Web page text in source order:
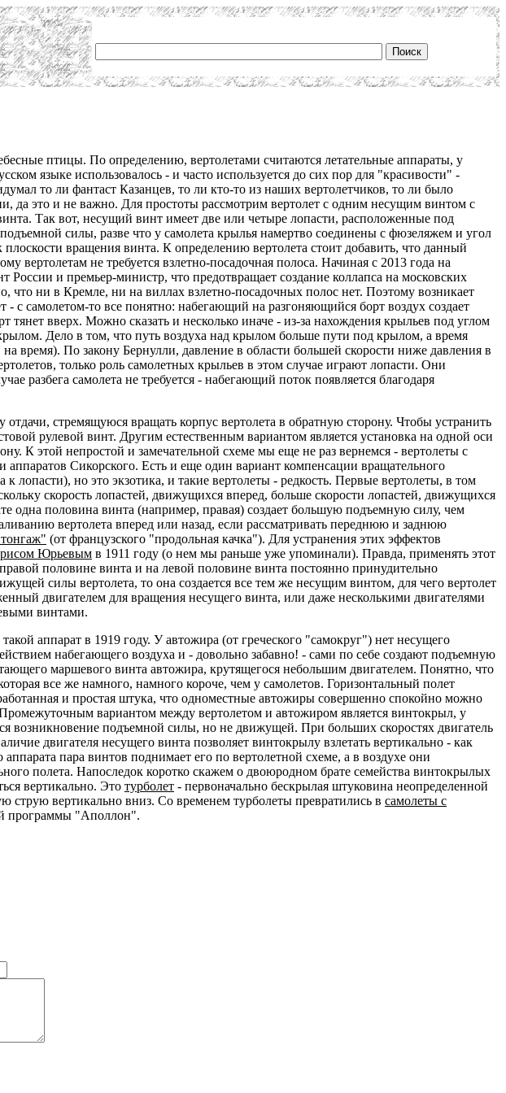
птицы. По определению, вертолетами считаются летательные аппараты, у
языке использовалось - и часто используется до сих пор для "красивости" -
то ли фантаст Казанцев, то ли кто-то из наших вертолетчиков, то ли было
да это и не важно. Для простоты рассмотрим вертолет с одним несущим винтом с
Так вот, несущий винт имеет две или четыре лопасти, расположенные под
силы, разве что у самолета крылья намертво соединены с фюзеляжем и угол
вращения винта. К определению вертолета стоит добавить, что данный
вертолетам не требуется взлетно-посадочная полоса. Начиная с 2013 года на
России и премьер-министр, что предотвращает создание коллапса на московских
ни в Кремле, ни на виллах взлетно-посадочных полос нет. Поэтому возникает
- с самолетом-то все понятно: набегающий на разгоняющийся борт воздух создает
вверх. Можно сказать и несколько иначе - из-за нахождения крыльев под углом
Дело в том, что путь воздуха над крылом больше пути под крылом, а время
время). По закону Бернулли, давление в области большей скорости ниже давления в
только роль самолетных крыльев в этом случае играют лопасти. Они
разбега самолета не требуется - набегающий поток появляется благодаря
стремящуюся вращать корпус вертолета в обратную сторону. Чтобы устранить
рулевой винт. Другим естественным вариантом является установка на одной оси
К этой непростой и замечательной схеме мы еще не раз вернемся - вертолеты с
Сикорского. Есть и еще один вариант компенсации вращательного
к лопасти), но это экзотика, и такие вертолеты - редкость. Первые вертолеты, в том
скорость лопастей, движущихся вперед, больше скорости лопастей, движущихся
одна половина винта (например, правая) создает большую подъемную силу, чем
вертолета вперед или назад, если рассматривать переднюю и заднюю
(от французского "продольная качка"). Для устранения этих эффектов
Юрьевым в 1911 году (о нем мы раньше уже упоминали). Правда, применять этот
половине винта и на левой половине винта постоянно принудительно
силы вертолета, то она создается все тем же несущим винтом, для чего вертолет
двигателем для вращения несущего винта, или даже несколькими двигателями
винтами.
аппарат в 1919 году. У автожира (от греческого "самокруг") нет несущего
набегающего воздуха и - довольно забавно! - сами по себе создают подъемную
маршевого винта автожира, крутящегося небольшим двигателем. Понятно, что
все же намного, намного короче, чем у самолетов. Горизонтальный полет
и простая штука, что одноместные автожиры совершенно спокойно можно
вариантом между вертолетом и автожиром является винтокрыл, у
возникновение подъемной силы, но не движущей. При больших скоростях двигатель
двигателя несущего винта позволяет винтокрылу взлетать вертикально - как
аппарата пара винтов поднимает его по вертолетной схеме, а в воздухе они
полета. Напоследок коротко скажем о двоюродном брате семейства винтокрылых
вертикально. Это турболет - первоначально бескрылая штуковина неопределенной
вертикально вниз. Со временем турболеты превратились в самолеты с
программы "Аполлон".